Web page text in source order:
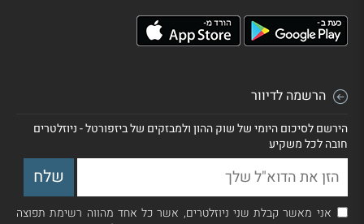
הרשמה לדיוור
הירשם לסיכום היומי של שוק ההון ולמבזקים של ביזפורטל - ניוזלטרים
חובה לכל משקיע
אני מאשר קבלת שני ניוזלטרים, אשר כל אחד מהווה רשימת תפוצה